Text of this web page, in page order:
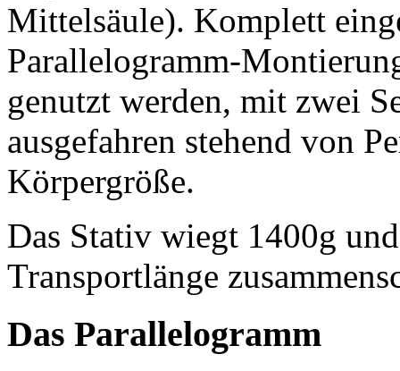
Mittelsäule). Komplett
Parallelogramm-
genutzt werden, mit zwei
ausgefahren stehend von
Körpergröße.
Das Stativ wiegt 1400g
Transportlänge
Das Parallelogramm